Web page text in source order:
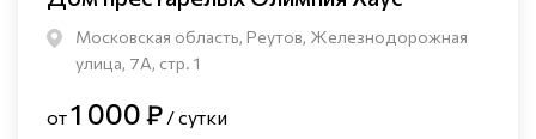
Московская область, Реутов, Железнодорожная
улица, 7А, стр. 1
от1 000 ₽ / сутки